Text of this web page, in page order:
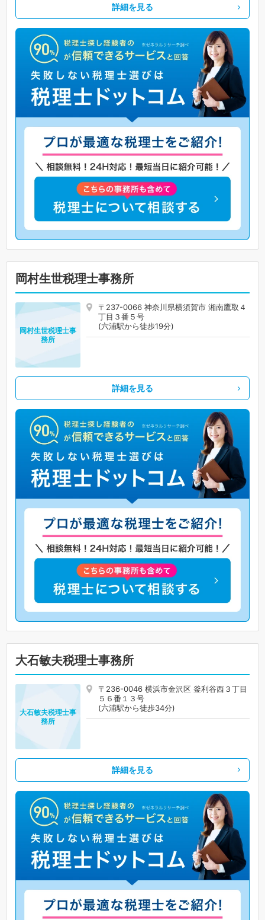
詳細を見る
岡村生世税理士事務所
〒237-0066 神奈川県横須賀市 湘南鷹取４
丁目３番５号
(六浦駅から徒歩19分)
岡村生世税理士事
務所
詳細を見る
大石敏夫税理士事務所
〒236-0046 横浜市金沢区 釜利谷西３丁目
５６番１３号
(六浦駅から徒歩34分)
大石敏夫税理士事
務所
詳細を見る